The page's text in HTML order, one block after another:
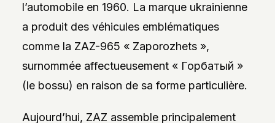
l’automobile en 1960. La marque ukrainienne
a produit des véhicules emblématiques
comme la ZAZ-965 « Zaporozhets »,
surnommée affectueusement « Горбатый »
(le bossu) en raison de sa forme particulière.
Aujourd’hui, ZAZ assemble principalement